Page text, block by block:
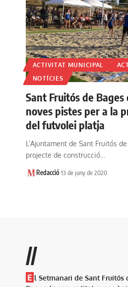
ACTIVITAT MUNICIPAL
NOTÍCIES
Sant Fruitós de
noves pistes per a la
del futvolei platja
L’Ajuntament de Sant Fruitós
projecte de construcció…
Redacció 13 de juny de 2020
//
E l Setmanari de Sant Fruitós